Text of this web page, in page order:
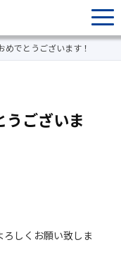
めでとうございます！
ございま
ろしくお願い致しま